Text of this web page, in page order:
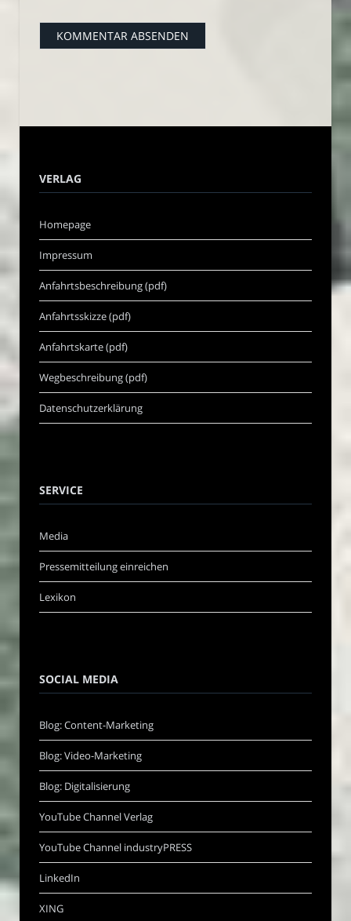
VERLAG
Homepage
Impressum
Anfahrtsbeschreibung (pdf)
Anfahrtsskizze (pdf)
Anfahrtskarte (pdf)
Wegbeschreibung (pdf)
Datenschutzerklärung
SERVICE
Media
Pressemitteilung einreichen
Lexikon
SOCIAL MEDIA
Blog: Content-Marketing
Blog: Video-Marketing
Blog: Digitalisierung
YouTube Channel Verlag
YouTube Channel industryPRESS
LinkedIn
XING